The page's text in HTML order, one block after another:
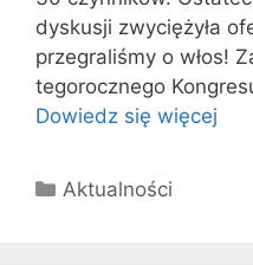
dyskusji zwyciężyła
przegraliśmy o włos!
tegorocznego
Dowiedz się więcej
Kategorie
Aktualności